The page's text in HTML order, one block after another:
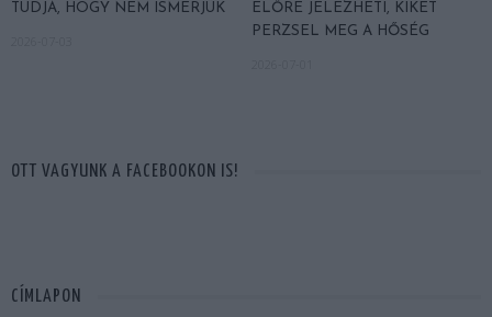
TUDJA, HOGY NEM ISMERJÜK
ELŐRE JELEZHETI, KIKET
PERZSEL MEG A HŐSÉG
OTT VAGYUNK A FACEBOOKON IS!
CÍMLAPON